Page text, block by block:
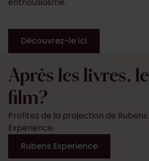
enthousiasme.
Découvrez-le ici
Après les livres, le
film?
Profitez de la projection de Rubens
Experience.
Rubens Experience